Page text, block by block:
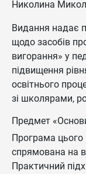
Николина
Видання надає
щодо засобів
вигорання» у
підвищення
освітнього
зі школярами,
Предмет
Програма цього
спрямована на
Практичний